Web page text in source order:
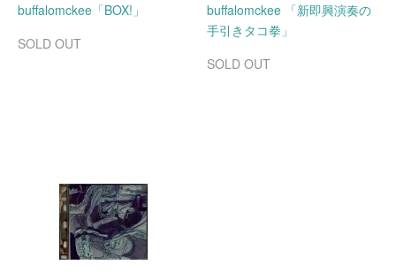
buffalomckee「BOX!」
SOLD OUT
buffalomckee 「新即興演奏の
手引きタコ拳」
SOLD OUT